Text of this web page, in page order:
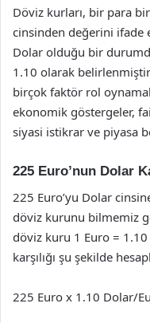
Döviz kurları, bir para
cinsinden değerini ifade
Dolar olduğu bir
1.10 olarak
birçok faktör rol
ekonomik göstergeler,
siyasi istikrar ve piyasa
225 Euro’nun Dolar
225 Euro’yu Dolar
döviz kurunu bilmemiz
döviz kuru 1 Euro =
karşılığı şu şekilde
225 Euro x 1.10 Dolar/